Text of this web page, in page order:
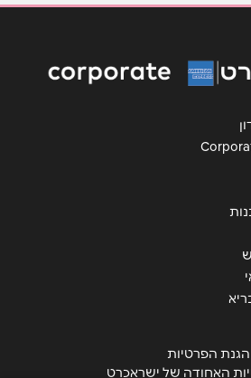
ל...
הגנת הפרטיות
האחודה של ישראכרט